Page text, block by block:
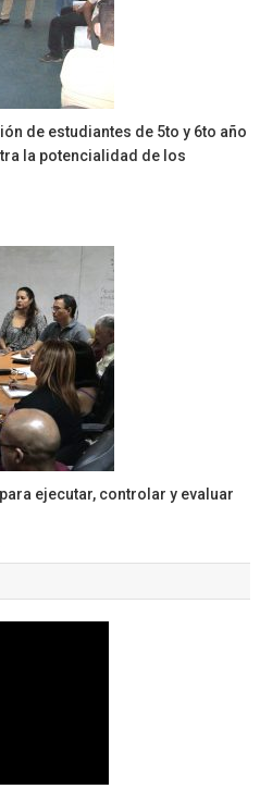
de estudiantes de 5to y 6to año
la potencialidad de los
ejecutar, controlar y evaluar